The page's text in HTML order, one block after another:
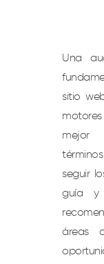
Una
sitio
mejor
seguir
guía y
áreas